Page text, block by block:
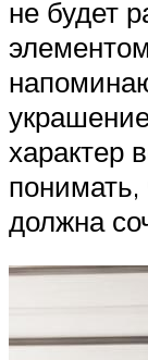
не будет
характер
понимать,
должна